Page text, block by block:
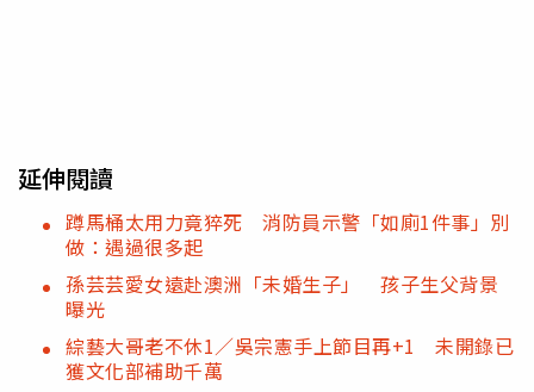
延伸閱讀
蹲馬桶太用力竟猝死 消防員示警「如廁1件事」別
做：遇過很多起
孫芸芸愛女遠赴澳洲「未婚生子」 孩子生父背景
曝光
綜藝大哥老不休1／吳宗憲手上節目再+1 未開錄已
獲文化部補助千萬